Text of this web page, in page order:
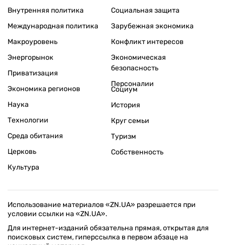
Внутренняя политика
Международная политика
Макроуровень
Энергорынок
Приватизация
Экономика регионов
Социальная защита
Зарубежная экономика
Конфликт интересов
Экономическая
безопасность
Персоналии
Наука
Технологии
Среда обитания
Церковь
Культура
Социум
История
Круг семьи
Туризм
Собственность
Использование материалов «ZN.UA» разрешается при
условии ссылки на «ZN.UA».
Для интернет-изданий обязательна прямая, открытая для
поисковых систем, гиперссылка в первом абзаце на